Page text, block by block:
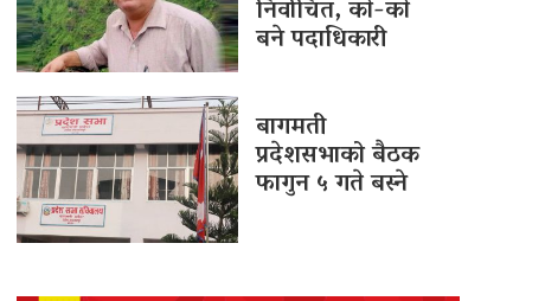
निर्वाचित, काे-काे
बने पदाधिकारी
बागमती
प्रदेशसभाको बैठक
फागुन ५ गते बस्ने